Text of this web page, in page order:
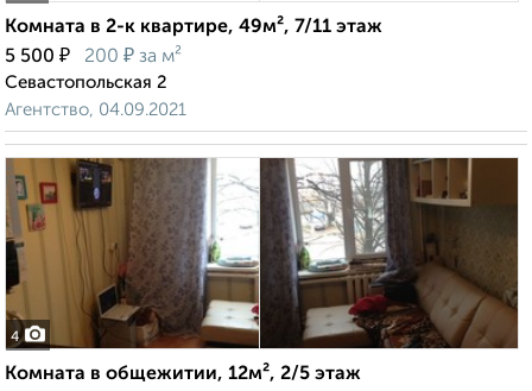
Комната в 2-к квартире, 49м², 7/11 этаж
5 500 ₽ 200 ₽ за м²
Севастопольская 2
Агентство, 04.09.2021
4
Комната в общежитии, 12м², 2/5 этаж